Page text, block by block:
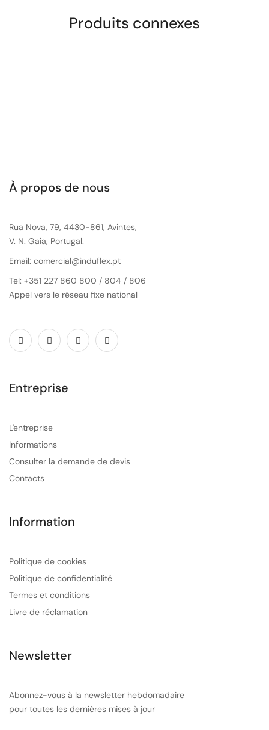
Produits connexes
À propos de nous
Rua Nova, 79, 4430-861, Avintes,
V. N. Gaia, Portugal.
Email: comercial@induflex.pt
Tel: +351 227 860 800 / 804 / 806
Appel vers le réseau fixe national
Entreprise
L'entreprise
Informations
Consulter la demande de devis
Contacts
Information
Politique de cookies
Politique de confidentialité
Termes et conditions
Livre de réclamation
Newsletter
Abonnez-vous à la newsletter hebdomadaire
pour toutes les dernières mises à jour